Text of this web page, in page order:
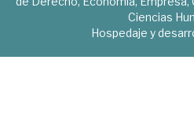
Ciencias
Hospedaje y